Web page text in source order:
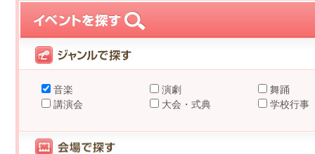
音楽 演劇
舞踊
講演会
大会・式典 学校行事